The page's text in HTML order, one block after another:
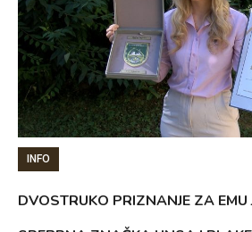
INFO
DVOSTRUKO PRIZNANJE ZA EMU